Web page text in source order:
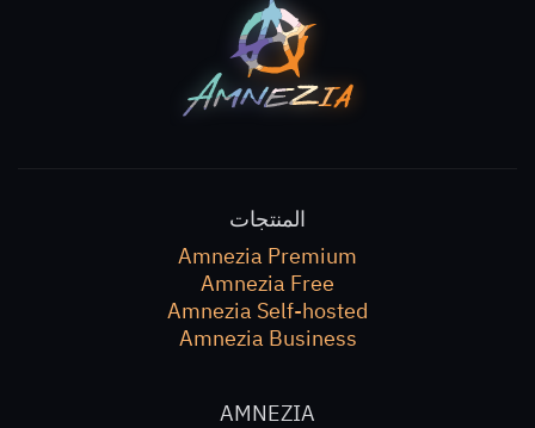
المنتجات
Amnezia Premium
Amnezia Free
Amnezia Self-hosted
Amnezia Business
AMNEZIA